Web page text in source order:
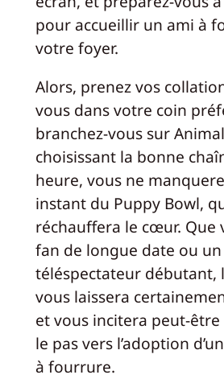
pour accueillir un ami à
votre foyer.
Alors, prenez vos
vous dans votre coin
branchez-vous sur
choisissant la bonne
heure, vous ne
instant du Puppy Bowl,
réchauffera le cœur. Que
fan de longue date ou un
téléspectateur débutant,
vous laissera
et vous incitera peut-
le pas vers l’adoption
à fourrure.